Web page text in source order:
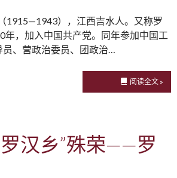
1915—1943），江西吉水人。又称罗
年，加入中国共产党。同年参加中国工
员、营政治委员、团政治…
阅读全文 »
汉乡”殊荣——罗